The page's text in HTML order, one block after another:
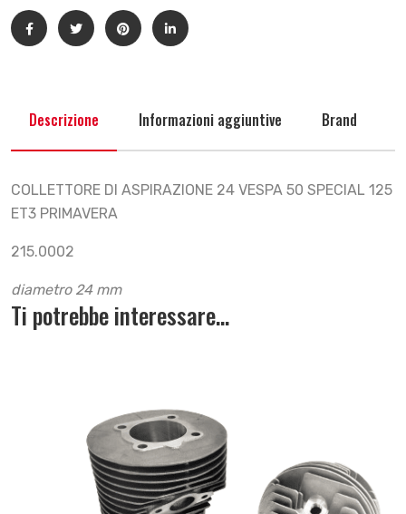
Descrizione Informazioni aggiuntive Brand
COLLETTORE DI ASPIRAZIONE 24 VESPA 50 SPECIAL 125
ET3 PRIMAVERA
215.0002
diametro 24 mm
Ti potrebbe interessare…